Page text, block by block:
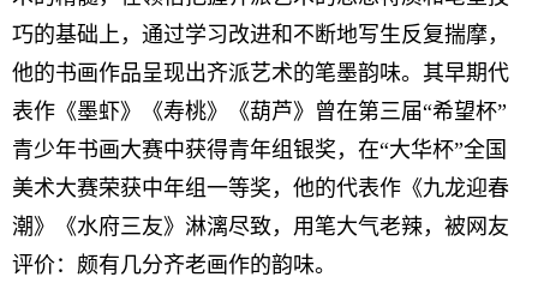
巧的基础上，通过学习改进和不断地写生反复揣摩，
他的书画作品呈现出齐派艺术的笔墨韵味。其早期代
表作《墨虾》《寿桃》《葫芦》曾在第三届“希望杯”
青少年书画大赛中获得青年组银奖，在“大华杯”全国
美术大赛荣获中年组一等奖，他的代表作《九龙迎春
潮》《水府三友》淋漓尽致，用笔大气老辣，被网友
评价：颇有几分齐老画作的韵味。